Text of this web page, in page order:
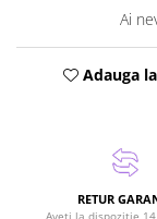
Ai
Adauga
RETUR
Aveti la dispozitie